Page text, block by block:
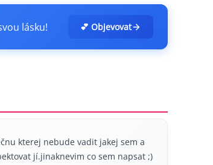
lásku! 💕 Objevovat
kterej nebude vadit jakej sem a
jí.jinaknevim co sem napsat ;)